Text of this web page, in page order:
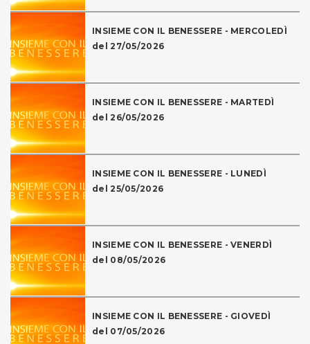
INSIEME CON IL BENESSERE - MERCOLEDÌ
del 27/05/2026
INSIEME CON IL BENESSERE - MARTEDÌ
del 26/05/2026
INSIEME CON IL BENESSERE - LUNEDÌ
del 25/05/2026
INSIEME CON IL BENESSERE - VENERDÌ
del 08/05/2026
INSIEME CON IL BENESSERE - GIOVEDÌ
del 07/05/2026